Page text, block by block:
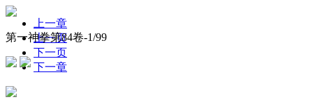
第一神拳第84卷-1/99
上一章
上一页
下一页
下一章